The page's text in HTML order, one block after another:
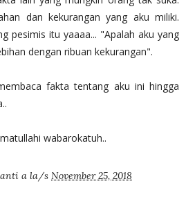
dan kekurangan yang aku miliki.
pesimis itu yaaaa... "Apalah aku yang
dengan ribuan kekurangan".
fakta tentang aku ini hingga
wabarokatuh..
a la/s November 25, 2018